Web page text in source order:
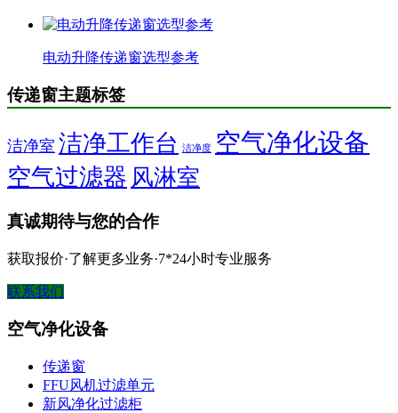
电动升降传递窗选型参考
传递窗主题标签
洁净室 洁净工作台 洁净度 空气净化设备
空气过滤器 风淋室
真诚期待与您的合作
获取报价·了解更多业务·7*24小时专业服务
联系我们
空气净化设备
传递窗
FFU风机过滤单元
新风净化过滤柜